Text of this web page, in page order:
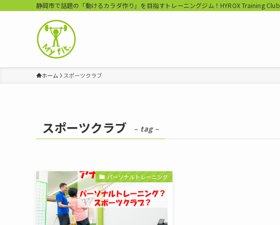
静岡市で話題の「動けるカラダ作り」を目指すトレーニングジム！HYROX Training Club
ホーム スポーツクラブ
スポーツクラブ – tag –
パーソナルトレーニング